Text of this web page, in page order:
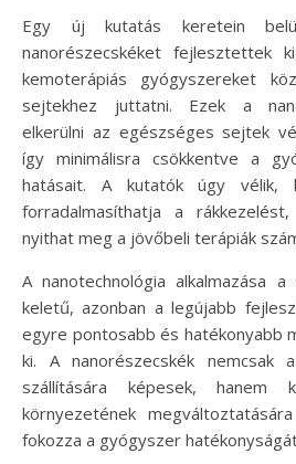
Egy új kutatás keretein
nanorészecskéket fejlesztettek
kemoterápiás gyógyszereket
sejtekhez juttatni. Ezek a
elkerülni az egészséges sejtek
így minimálisra csökkentve a
hatásait. A kutatók úgy
forradalmasíthatja a
nyithat meg a jövőbeli terápiák
A nanotechnológia alkalmazása
keletű, azonban a legújabb
egyre pontosabb és hatékonyabb
ki. A nanorészecskék nemcsak
szállítására képesek, hanem
környezetének
fokozza a gyógyszer